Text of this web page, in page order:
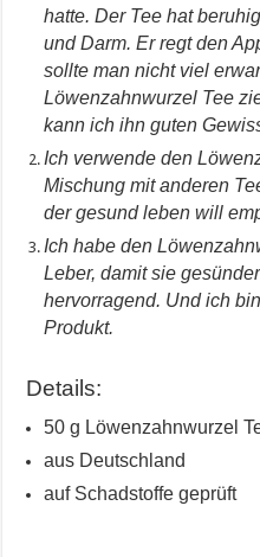
hatte. Der Tee hat
und Darm. Er regt den
sollte man nicht viel
Löwenzahnwurzel Tee
kann ich ihn guten
Ich verwende den
Mischung mit anderen
der gesund leben will
Ich habe den
Leber, damit sie
hervorragend. Und ich
Produkt.
Details:
50 g Löwenzahnwurzel
aus Deutschland
auf Schadstoffe geprüft